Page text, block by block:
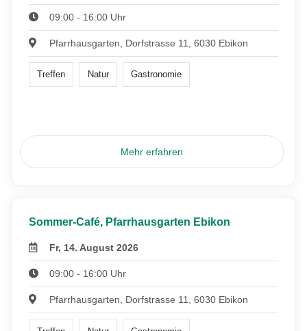
09:00 - 16:00 Uhr
Pfarrhausgarten, Dorfstrasse 11, 6030 Ebikon
Treffen Natur Gastronomie
Mehr erfahren
Sommer-Café, Pfarrhausgarten Ebikon
Fr, 14. August 2026
09:00 - 16:00 Uhr
Pfarrhausgarten, Dorfstrasse 11, 6030 Ebikon